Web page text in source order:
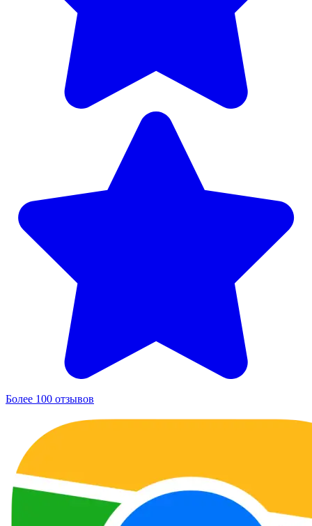
Более 100 отзывов